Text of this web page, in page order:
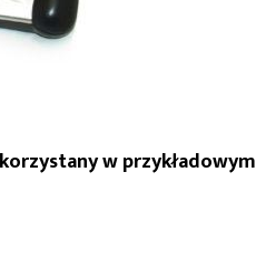
w przykładowym